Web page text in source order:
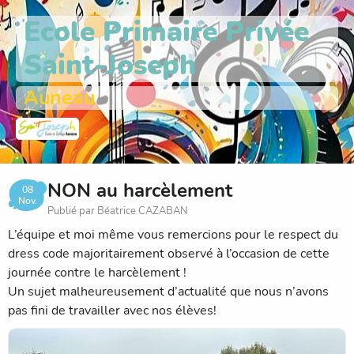
Ecole Primaire Privée
Saint-Joseph
Auneau
08
Nov.
NON au harcèlement
Publié par Béatrice CAZABAN
L’équipe et moi même vous remercions pour le respect du
dress code majoritairement observé à l’occasion de cette
journée contre le harcèlement !
Un sujet malheureusement d’actualité que nous n’avons
pas fini de travailler avec nos élèves!